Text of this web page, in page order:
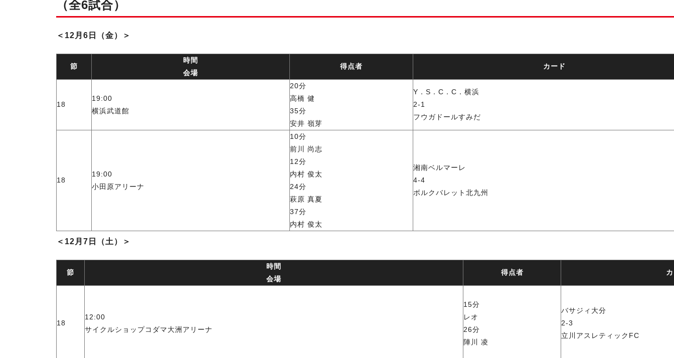
（全6試合）
＜12月6日（金）＞
節
時間
会場
得点者 カード
18
19:00
横浜武道館
20分
高橋 健
35分
安井 嶺芽
Y．S．C．C．横浜
2-1
フウガドールすみだ
18
19:00
小田原アリーナ
10分
前川 尚志
12分
内村 俊太
24分
萩原 真夏
37分
内村 俊太
湘南ベルマーレ
4-4
ボルクバレット北九州
＜12月7日（土）＞
節
時間
会場
得点者
18
12:00
サイクルショップコダマ大洲アリーナ
15分
レオ
26分
陣川 凌
バサジィ大分
2-3
立川アスレティックFC